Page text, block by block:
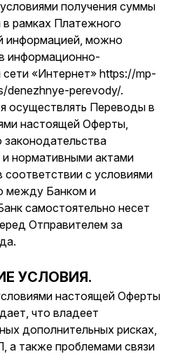
получения суммы
рамках Платежного
информацией, можно
информационно-
«Интернет» https://mp-
denezhnye-perevody/.
осуществлять Переводы в
настоящей Оферты,
нормативными актами
соответствии с условиями
между Банком и
самостоятельно несет
Отправителем за
УСЛОВИЯ.
настоящей Оферты
что владеет
дополнительных рисках,
а также проблемами связи